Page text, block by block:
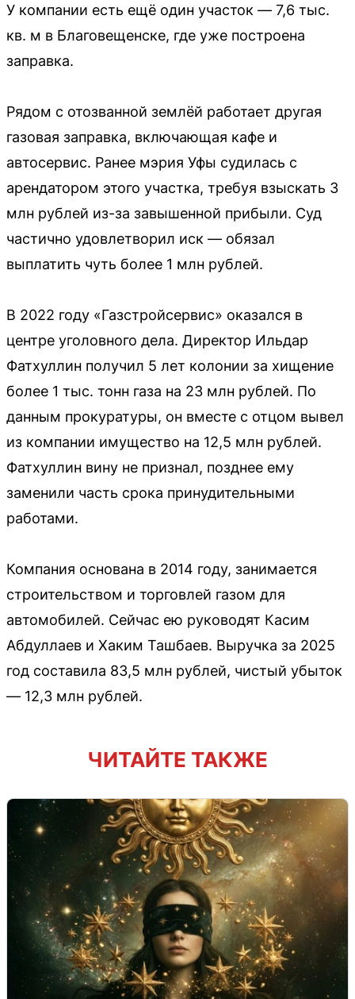
У компании есть ещё один участок — 7,6 тыс.
кв. м в Благовещенске, где уже построена
заправка.
Рядом с отозванной землёй работает другая
газовая заправка, включающая кафе и
автосервис. Ранее мэрия Уфы судилась с
арендатором этого участка, требуя взыскать 3
млн рублей из-за завышенной прибыли. Суд
частично удовлетворил иск — обязал
выплатить чуть более 1 млн рублей.
В 2022 году «Газстройсервис» оказался в
центре уголовного дела. Директор Ильдар
Фатхуллин получил 5 лет колонии за хищение
более 1 тыс. тонн газа на 23 млн рублей. По
данным прокуратуры, он вместе с отцом вывел
из компании имущество на 12,5 млн рублей.
Фатхуллин вину не признал, позднее ему
заменили часть срока принудительными
работами.
Компания основана в 2014 году, занимается
строительством и торговлей газом для
автомобилей. Сейчас ею руководят Касим
Абдуллаев и Хаким Ташбаев. Выручка за 2025
год составила 83,5 млн рублей, чистый убыток
— 12,3 млн рублей.
ЧИТАЙТЕ ТАКЖЕ